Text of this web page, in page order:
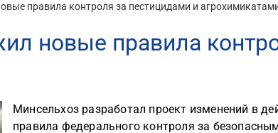
правила контроля за пестицидами и
новые правила
Минсельхоз разработал проект изменений в
правила федерального контроля за